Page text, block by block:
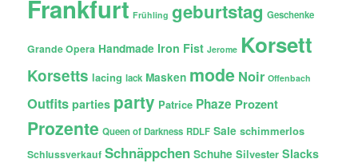
Frankfurt Frühling geburtstag Geschenke
Grande Opera Handmade Iron Fist Jerome Korsett
Korsetts lacing lack Masken mode Noir Offenbach
Outfits parties party Patrice Phaze Prozent
Prozente Queen of Darkness RDLF Sale schimmerlos
Schlussverkauf Schnäppchen Schuhe Silvester Slacks